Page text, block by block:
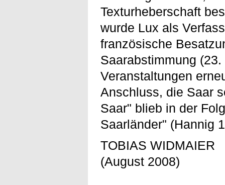
Texturheberschaft
wurde Lux als
französische
Saarabstimmung
Veranstaltungen
Anschluss, die Saar
Saar" blieb in der
Saarländer" (Hannig
TOBIAS WIDMAIER
(August 2008)